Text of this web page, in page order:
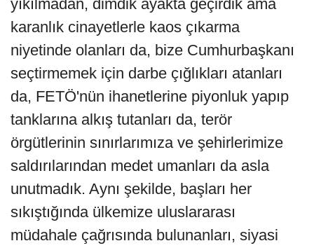
yıkılmadan, dimdik ayakta geçirdik ama
karanlık cinayetlerle kaos çıkarma
niyetinde olanları da, bize Cumhurbaşkanı
seçtirmemek için darbe çığlıkları atanları
da, FETÖ'nün ihanetlerine piyonluk yapıp
tanklarına alkış tutanları da, terör
örgütlerinin sınırlarımıza ve şehirlerimize
saldırılarından medet umanları da asla
unutmadık. Aynı şekilde, başları her
sıkıştığında ülkemize uluslararası
müdahale çağrısında bulunanları, siyasi